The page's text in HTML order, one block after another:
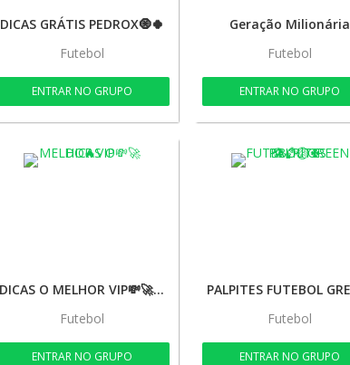
DICAS GRÁTIS PEDROX🧿🍀
Futebol
ENTRAR NO GRUPO
Geração Milionária
Futebol
ENTRAR NO GRUPO
DICAS O MELHOR VIP💸🚀🔥
Futebol
ENTRAR NO GRUPO
Futebol
ENTRAR NO GRUPO